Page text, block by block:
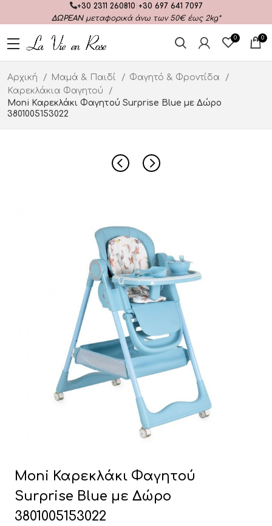
+30 2311 260810 +30 697 641 7097
ΔΩΡΕΑΝμεταφορικά άνω των 50€ έως 2kg*
0 0
Αρχική Μαμά & Παιδί
Φαγητό & Φροντίδα
Καρεκλάκια Φαγητού
Moni Καρεκλάκι Φαγητού Surprise Blue με Δώρο
3801005153022
Moni Καρεκλάκι Φαγητού
Surprise Blue με Δώρο
3801005153022